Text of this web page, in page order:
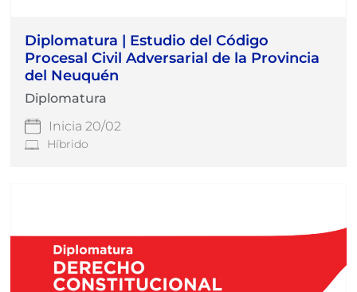
Diplomatura | Estudio del Código
Procesal Civil Adversarial de la Provincia
del Neuquén
Diplomatura
Inicia 20/02
Híbrido